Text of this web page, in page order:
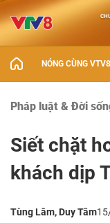
NÓNG CÙNG VTV8
Pháp luật & Đời
Siết chặt
khách dịp
Tùng Lâm, Duy Tâm